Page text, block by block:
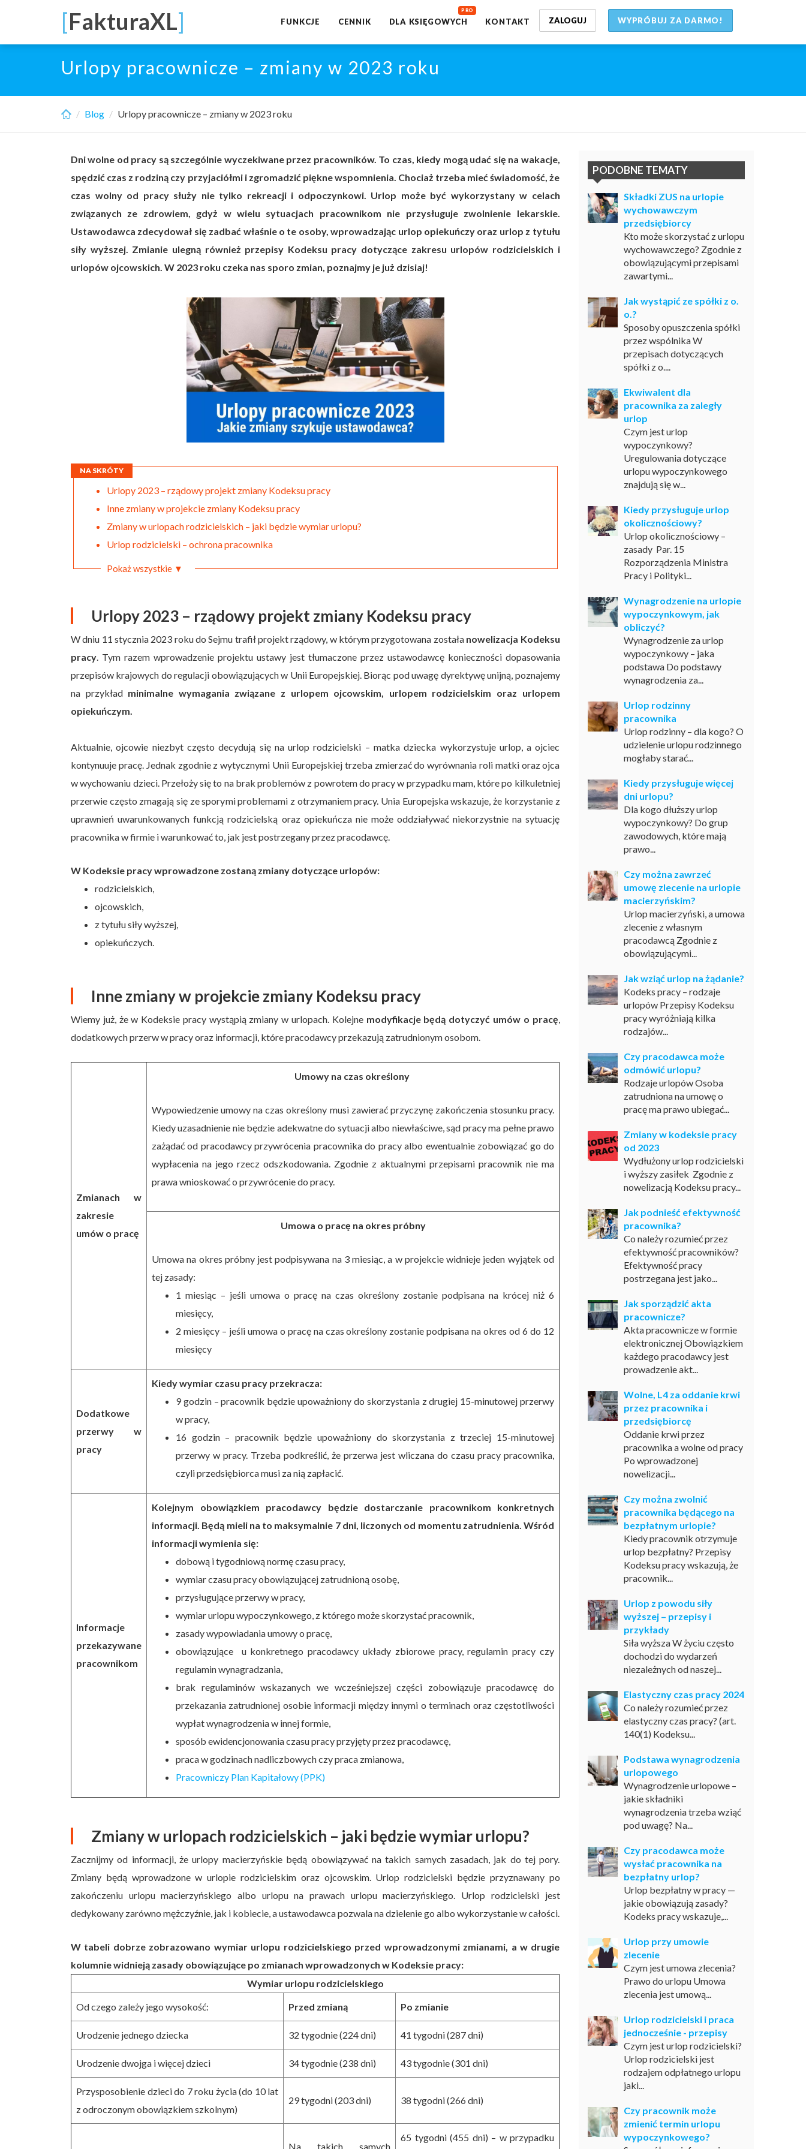
main
[FakturaXL] WYPRÓBUJ ZA DARMO!
ZALOGUJ
FUNKCJE CENNIK DLA KSIĘGOWYCH KONTAKT
Urlopy pracownicze – zmiany w 2023 roku
Blog Urlopy pracownicze – zmiany w 2023 roku
Dni wolne od pracy są szczególnie wyczekiwane przez pracowników. To czas, kiedy mogą udać się na wakacje,
spędzić czas z rodziną czy przyjaciółmi i zgromadzić piękne wspomnienia. Chociaż trzeba mieć świadomość, że
czas wolny od pracy służy nie tylko rekreacji i odpoczynkowi. Urlop może być wykorzystany w celach
związanych ze zdrowiem, gdyż w wielu sytuacjach pracownikom nie przysługuje zwolnienie lekarskie.
Ustawodawca zdecydował się zadbać właśnie o te osoby, wprowadzając urlop opiekuńczy oraz urlop z tytułu
siły wyższej. Zmianie ulegną również przepisy Kodeksu pracy dotyczące zakresu urlopów rodzicielskich i
urlopów ojcowskich. W 2023 roku czeka nas sporo zmian, poznajmy je już dzisiaj!
NA SKRÓTY
Urlopy 2023 – rządowy projekt zmiany Kodeksu pracy
Inne zmiany w projekcie zmiany Kodeksu pracy
Zmiany w urlopach rodzicielskich – jaki będzie wymiar urlopu?
Urlop rodzicielski – ochrona pracownika
Pokaż wszystkie ▼
Urlopy 2023 – rządowy projekt zmiany Kodeksu pracy
W dniu 11 stycznia 2023 roku do Sejmu trafił projekt rządowy, w którym przygotowana została nowelizacja Kodeksu
pracy. Tym razem wprowadzenie projektu ustawy jest tłumaczone przez ustawodawcę konieczności dopasowania
przepisów krajowych do regulacji obowiązujących w Unii Europejskiej. Biorąc pod uwagę dyrektywę unijną, poznajemy
na przykład minimalne wymagania związane z urlopem ojcowskim, urlopem rodzicielskim oraz urlopem
opiekuńczym.
Aktualnie, ojcowie niezbyt często decydują się na urlop rodzicielski – matka dziecka wykorzystuje urlop, a ojciec
kontynuuje pracę. Jednak zgodnie z wytycznymi Unii Europejskiej trzeba zmierzać do wyrównania roli matki oraz ojca
w wychowaniu dzieci. Przełoży się to na brak problemów z powrotem do pracy w przypadku mam, które po kilkuletniej
przerwie często zmagają się ze sporymi problemami z otrzymaniem pracy. Unia Europejska wskazuje, że korzystanie z
uprawnień uwarunkowanych funkcją rodzicielską oraz opiekuńcza nie może oddziaływać niekorzystnie na sytuację
pracownika w firmie i warunkować to, jak jest postrzegany przez pracodawcę.
W Kodeksie pracy wprowadzone zostaną zmiany dotyczące urlopów:
rodzicielskich,
ojcowskich,
z tytułu siły wyższej,
opiekuńczych.
Inne zmiany w projekcie zmiany Kodeksu pracy
Wiemy już, że w Kodeksie pracy wystąpią zmiany w urlopach. Kolejne modyfikacje będą dotyczyć umów o pracę,
dodatkowych przerw w pracy oraz informacji, które pracodawcy przekazują zatrudnionym osobom.
Zmianach w
zakresie
umów o pracę
Umowy na czas określony
Wypowiedzenie umowy na czas określony musi zawierać przyczynę zakończenia stosunku pracy.
Kiedy uzasadnienie nie będzie adekwatne do sytuacji albo niewłaściwe, sąd pracy ma pełne prawo
zażądać od pracodawcy przywrócenia pracownika do pracy albo ewentualnie zobowiązać go do
wypłacenia na jego rzecz odszkodowania. Zgodnie z aktualnymi przepisami pracownik nie ma
prawa wnioskować o przywrócenie do pracy.
Umowa o pracę na okres próbny
Umowa na okres próbny jest podpisywana na 3 miesiąc, a w projekcie widnieje jeden wyjątek od
tej zasady:
1 miesiąc – jeśli umowa o pracę na czas określony zostanie podpisana na krócej niż 6
miesięcy,
2 miesięcy – jeśli umowa o pracę na czas określony zostanie podpisana na okres od 6 do 12
miesięcy
Dodatkowe
przerwy w
pracy
Kiedy wymiar czasu pracy przekracza:
9 godzin – pracownik będzie upoważniony do skorzystania z drugiej 15-minutowej przerwy
w pracy,
16 godzin – pracownik będzie upoważniony do skorzystania z trzeciej 15-minutowej
przerwy w pracy. Trzeba podkreślić, że przerwa jest wliczana do czasu pracy pracownika,
czyli przedsiębiorca musi za nią zapłacić.
Informacje
przekazywane
pracownikom
Kolejnym obowiązkiem pracodawcy będzie dostarczanie pracownikom konkretnych
informacji. Będą mieli na to maksymalnie 7 dni, liczonych od momentu zatrudnienia. Wśród
informacji wymienia się:
dobową i tygodniową normę czasu pracy,
wymiar czasu pracy obowiązującej zatrudnioną osobę,
przysługujące przerwy w pracy,
wymiar urlopu wypoczynkowego, z którego może skorzystać pracownik,
zasady wypowiadania umowy o pracę,
obowiązujące u konkretnego pracodawcy układy zbiorowe pracy, regulamin pracy czy
regulamin wynagradzania,
brak regulaminów wskazanych we wcześniejszej części zobowiązuje pracodawcę do
przekazania zatrudnionej osobie informacji między innymi o terminach oraz częstotliwości
wypłat wynagrodzenia w innej formie,
sposób ewidencjonowania czasu pracy przyjęty przez pracodawcę,
praca w godzinach nadliczbowych czy praca zmianowa,
Pracowniczy Plan Kapitałowy (PPK)
Zmiany w urlopach rodzicielskich – jaki będzie wymiar urlopu?
Zacznijmy od informacji, że urlopy macierzyńskie będą obowiązywać na takich samych zasadach, jak do tej pory.
Zmiany będą wprowadzone w urlopie rodzicielskim oraz ojcowskim. Urlop rodzicielski będzie przyznawany po
zakończeniu urlopu macierzyńskiego albo urlopu na prawach urlopu macierzyńskiego. Urlop rodzicielski jest
dedykowany zarówno mężczyźnie, jak i kobiecie, a ustawodawca pozwala na dzielenie go albo wykorzystanie w całości.
W tabeli dobrze zobrazowano wymiar urlopu rodzicielskiego przed wprowadzonymi zmianami, a w drugie
kolumnie widnieją zasady obowiązujące po zmianach wprowadzonych w Kodeksie pracy:
Wymiar urlopu rodzicielskiego
Od czego zależy jego wysokość: Przed zmianą Po zmianie
Urodzenie jednego dziecka 32 tygodnie (224 dni) 41 tygodni (287 dni)
Urodzenie dwojga i więcej dzieci 34 tygodnie (238 dni) 43 tygodnie (301 dni)
Przysposobienie dzieci do 7 roku życia (do 10 lat
z odroczonym obowiązkiem szkolnym)
29 tygodni (203 dni) 38 tygodni (266 dni)
Na takich samych
65 tygodni (455 dni) – w przypadku
PODOBNE TEMATY
Składki ZUS na urlopie
wychowawczym
przedsiębiorcy
Kto może skorzystać z urlopu
wychowawczego? Zgodnie z
obowiązującymi przepisami
zawartymi...
Jak wystąpić ze spółki z o.
o.?
Sposoby opuszczenia spółki
przez wspólnika W
przepisach dotyczących
spółki z o....
Ekwiwalent dla
pracownika za zaległy
urlop
Czym jest urlop
wypoczynkowy?
Uregulowania dotyczące
urlopu wypoczynkowego
znajdują się w...
Kiedy przysługuje urlop
okolicznościowy?
Urlop okolicznościowy –
zasady Par. 15
Rozporządzenia Ministra
Pracy i Polityki...
Wynagrodzenie na urlopie
wypoczynkowym, jak
obliczyć?
Wynagrodzenie za urlop
wypoczynkowy – jaka
podstawa Do podstawy
wynagrodzenia za...
Urlop rodzinny
pracownika
Urlop rodzinny – dla kogo? O
udzielenie urlopu rodzinnego
mogłaby starać...
Kiedy przysługuje więcej
dni urlopu?
Dla kogo dłuższy urlop
wypoczynkowy? Do grup
zawodowych, które mają
prawo...
Czy można zawrzeć
umowę zlecenie na urlopie
macierzyńskim?
Urlop macierzyński, a umowa
zlecenie z własnym
pracodawcą Zgodnie z
obowiązującymi...
Jak wziąć urlop na żądanie?
Kodeks pracy – rodzaje
urlopów Przepisy Kodeksu
pracy wyróżniają kilka
rodzajów...
Czy pracodawca może
odmówić urlopu?
Rodzaje urlopów Osoba
zatrudniona na umowę o
pracę ma prawo ubiegać...
Zmiany w kodeksie pracy
od 2023
Wydłużony urlop rodzicielski
i wyższy zasiłek Zgodnie z
nowelizacją Kodeksu pracy...
Jak podnieść efektywność
pracownika?
Co należy rozumieć przez
efektywność pracowników?
Efektywność pracy
postrzegana jest jako...
Jak sporządzić akta
pracownicze?
Akta pracownicze w formie
elektronicznej Obowiązkiem
każdego pracodawcy jest
prowadzenie akt...
Wolne, L4 za oddanie krwi
przez pracownika i
przedsiębiorcę
Oddanie krwi przez
pracownika a wolne od pracy
Po wprowadzonej
nowelizacji...
Czy można zwolnić
pracownika będącego na
bezpłatnym urlopie?
Kiedy pracownik otrzymuje
urlop bezpłatny? Przepisy
Kodeksu pracy wskazują, że
pracownik...
Urlop z powodu siły
wyższej – przepisy i
przykłady
Siła wyższa W życiu często
dochodzi do wydarzeń
niezależnych od naszej...
Elastyczny czas pracy 2024
Co należy rozumieć przez
elastyczny czas pracy? (art.
140(1) Kodeksu...
Podstawa wynagrodzenia
urlopowego
Wynagrodzenie urlopowe –
jakie składniki
wynagrodzenia trzeba wziąć
pod uwagę? Na...
Czy pracodawca może
wysłać pracownika na
bezpłatny urlop?
Urlop bezpłatny w pracy —
jakie obowiązują zasady?
Kodeks pracy wskazuje,...
Urlop przy umowie
zlecenie
Czym jest umowa zlecenia?
Prawo do urlopu Umowa
zlecenia jest umową...
Urlop rodzicielski i praca
jednocześnie - przepisy
Czym jest urlop rodzicielski?
Urlop rodzicielski jest
rodzajem odpłatnego urlopu
jaki...
Czy pracownik może
zmienić termin urlopu
wypoczynkowego?